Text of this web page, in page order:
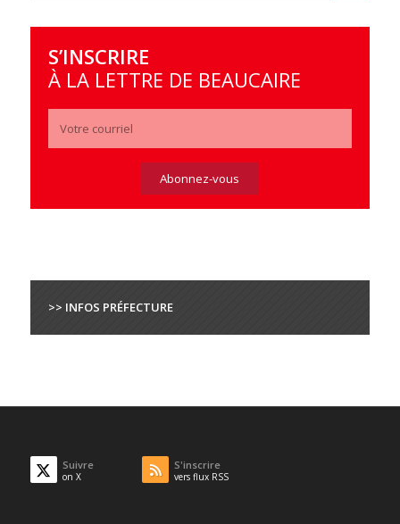
S’INSCRIRE
À LA LETTRE DE BEAUCAIRE
>> INFOS PRÉFECTURE
Suivre
on X
S'inscrire
vers flux RSS